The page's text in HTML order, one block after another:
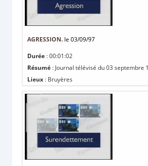
AGRESSION. le 03/09/97
Durée : 00:01:02
Résumé : Journal télévisé du 03 septembre
Lieux : Bruyères